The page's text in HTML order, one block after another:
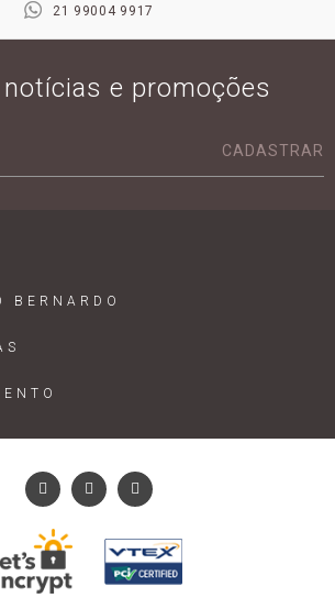
21 99004 9917
notícias e promoções
CADASTRAR
BERNARDO